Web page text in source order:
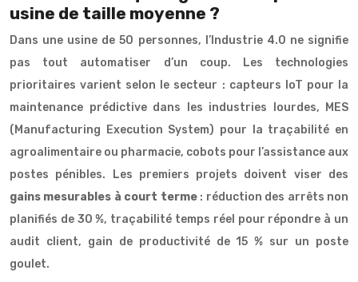
usine de taille moyenne ?
Dans une usine de 50 personnes, l’Industrie 4.0 ne signifie
pas tout automatiser d’un coup. Les technologies
prioritaires varient selon le secteur : capteurs IoT pour la
maintenance prédictive dans les industries lourdes, MES
(Manufacturing Execution System) pour la traçabilité en
agroalimentaire ou pharmacie, cobots pour l’assistance aux
postes pénibles. Les premiers projets doivent viser des
gains mesurables à court terme: réduction des arrêts non
planifiés de 30 %, traçabilité temps réel pour répondre à un
audit client, gain de productivité de 15 % sur un poste
goulet.